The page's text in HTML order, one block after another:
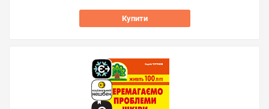
Купити